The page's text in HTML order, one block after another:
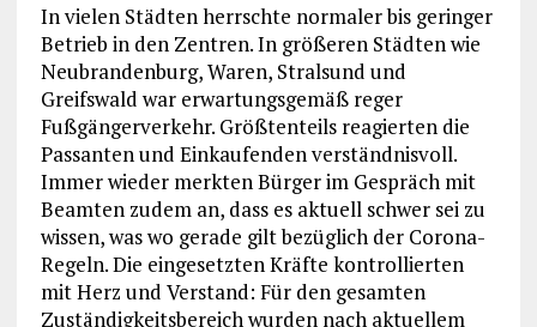
In vielen Städten herrschte normaler bis geringer
Betrieb in den Zentren. In größeren Städten wie
Neubrandenburg, Waren, Stralsund und
Greifswald war erwartungsgemäß reger
Fußgängerverkehr. Größtenteils reagierten die
Passanten und Einkaufenden verständnisvoll.
Immer wieder merkten Bürger im Gespräch mit
Beamten zudem an, dass es aktuell schwer sei zu
wissen, was wo gerade gilt bezüglich der Corona-
Regeln. Die eingesetzten Kräfte kontrollierten
mit Herz und Verstand: Für den gesamten
Zuständigkeitsbereich wurden nach aktuellem